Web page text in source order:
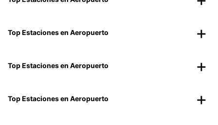
Top Estaciones en Aeropuerto
Top Estaciones en Aeropuerto
Top Estaciones en Aeropuerto